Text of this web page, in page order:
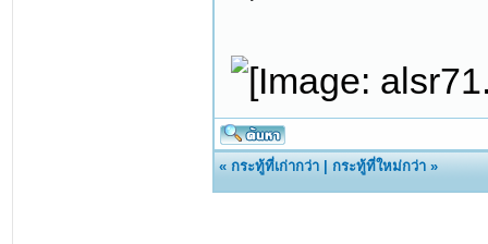
«กระทู้ที่เก่ากว่า |กระทู้ที่ใหม่กว่า »